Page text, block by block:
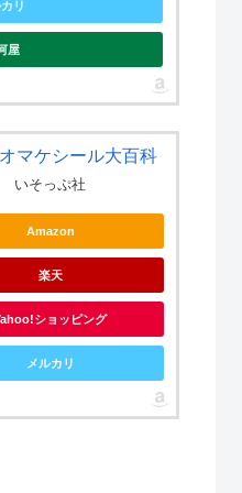
リ
屋
マケシール大百科
いそっぷ社
Amazon
楽天
ショッピング
メルカリ